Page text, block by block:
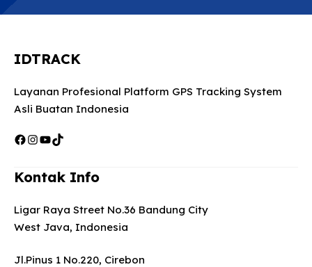
IDTRACK
Layanan Profesional Platform GPS Tracking System
Asli Buatan Indonesia
Facebook
Instagram
YouTube
TikTok
Kontak Info
Ligar Raya Street No.36 Bandung City
West Java, Indonesia
Jl.Pinus 1 No.220, Cirebon